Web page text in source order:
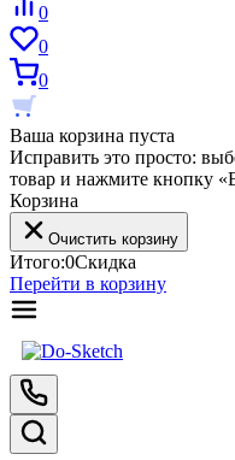
0
0
0
Ваша корзина пуста
Исправить это просто:
товар и нажмите кнопку
Корзина
Очистить корзину
Итого:0Скидка
Перейти в корзину